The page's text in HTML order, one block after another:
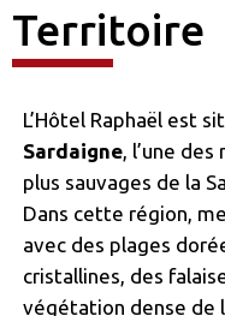
Territoire
L’Hôtel Raphaël est
Sardaigne, l’une
plus sauvages de la
Dans cette région,
avec des plages
cristallines, des
végétation dense de